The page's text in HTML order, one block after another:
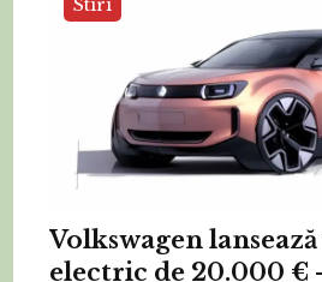
Stiri
Volkswagen
electric de 20.000 €